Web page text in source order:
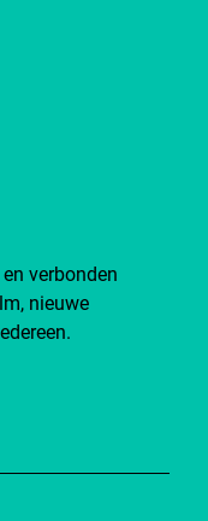
verbonden
nieuwe